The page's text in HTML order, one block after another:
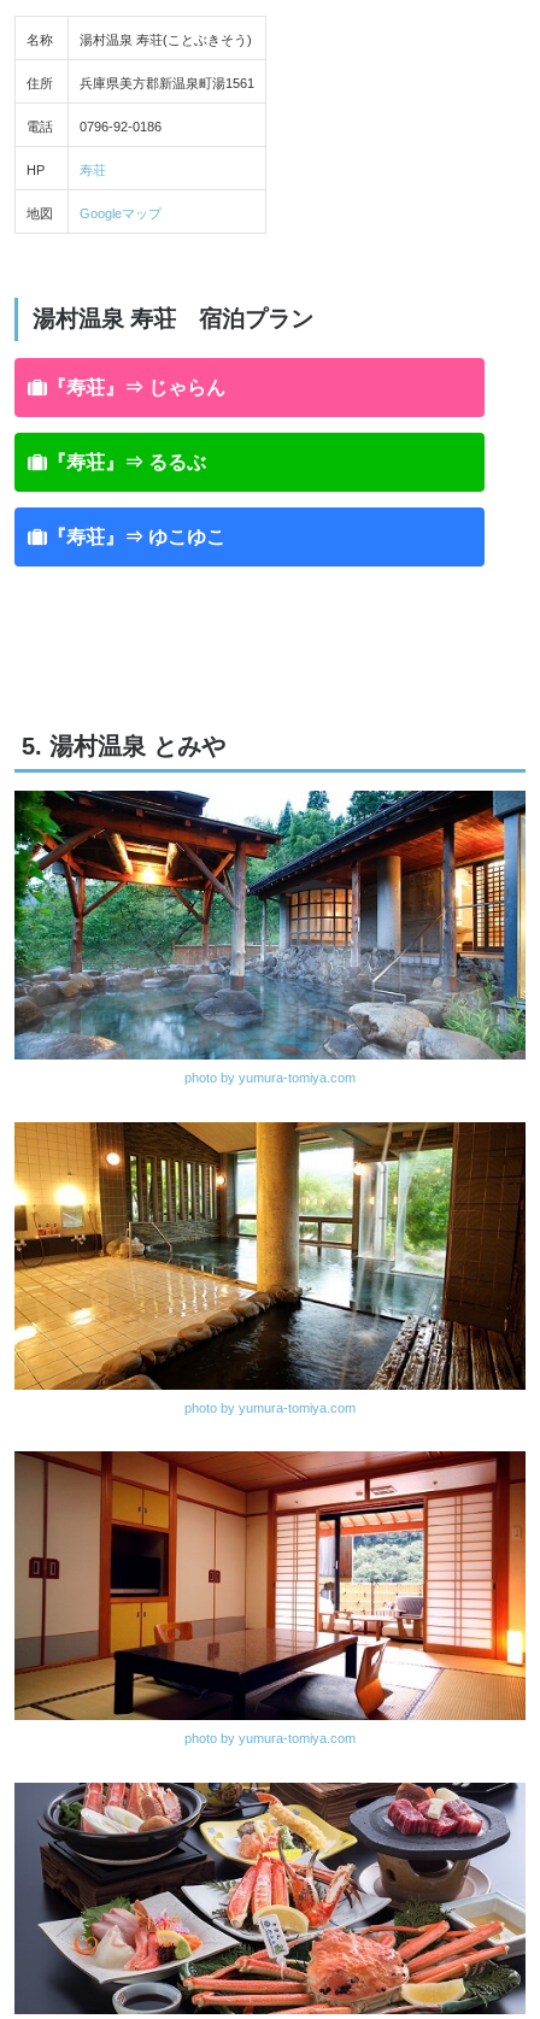
名称 湯村温泉 寿荘(ことぶきそう)
住所 兵庫県美方郡新温泉町湯1561
電話 0796-92-0186
HP 寿荘
地図 Googleマップ
湯村温泉 寿荘 宿泊プラン
『寿荘』⇒ じゃらん
『寿荘』⇒ るるぶ
『寿荘』⇒ ゆこゆこ
5. 湯村温泉 とみや
photo by yumura-tomiya.com
photo by yumura-tomiya.com
photo by yumura-tomiya.com